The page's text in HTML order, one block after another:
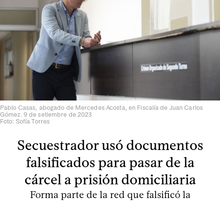
Pablo Casas, abogado de Mercedes Acosta, en Fiscalía de Juan Carlos
Gómez. 9 de setiembre de 2023
Foto: Sofía Torres
Secuestrador usó documentos
falsificados para pasar de la
cárcel a prisión domiciliaria
Forma parte de la red que falsificó la